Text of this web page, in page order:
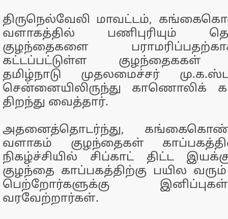
திருநெல்வேலி மாவட்டம்,
வளாகத்தில் பணிபுரியும்
குழந்தைகளை
கட்டப்பட்டுள்ள குழந்தைககள்
தமிழ்நாடு முதலமைச்சர்
சென்னையிலிருந்து காணொலிக்
திறந்து வைத்தார்.
அதனைத்தொடர்ந்து,
வளாகம் குழந்தைகள்
நிகழ்ச்சியில் சிப்காட் திட்ட
குழந்தை காப்பகத்திற்கு பயில
பெற்றோர்களுக்கு
வரவேற்றார்கள்.